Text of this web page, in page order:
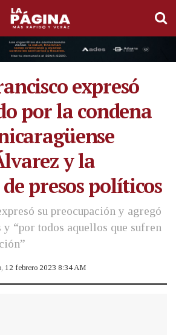
expresó
por la condena
y la
presos políticos
su preocupación y agregó
“por todos aquellos que sufren
12 febrero 2023 8:34 AM